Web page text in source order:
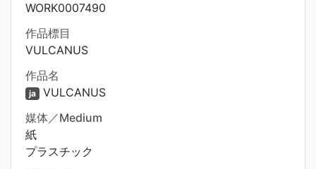
WORK0007490
作品標目
VULCANUS
作品名
ja VULCANUS
媒体／Medium
紙
プラスチック